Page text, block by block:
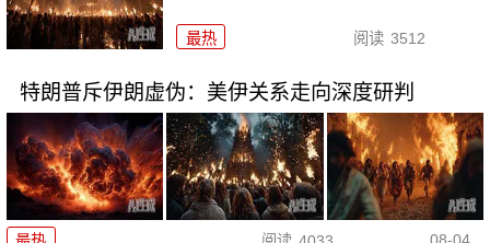
最热 阅读 3512
特朗普斥伊朗虚伪：美伊关系走向深度研判